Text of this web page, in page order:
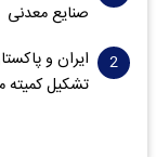
صنایع معدنی
ایران و
تشکیل کمیته